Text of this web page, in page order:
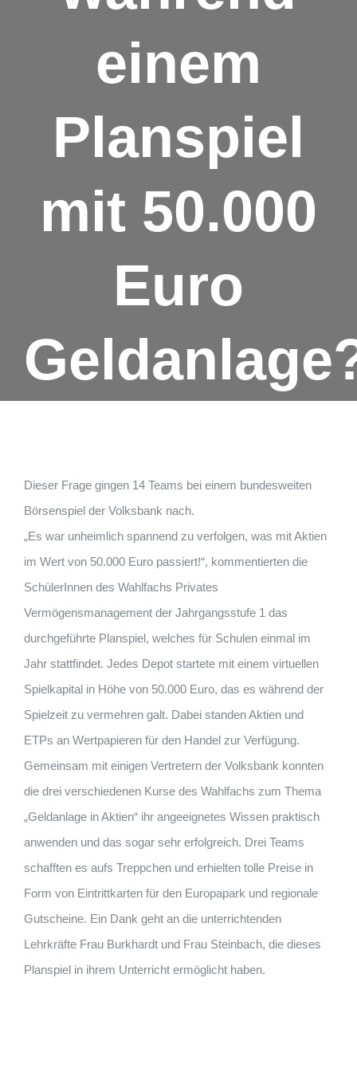
einem
Planspiel
mit 50.000
Euro
Dieser Frage gingen 14 Teams bei einem bundesweiten
Börsenspiel der Volksbank nach.
„Es war unheimlich spannend zu verfolgen, was mit Aktien
im Wert von 50.000 Euro passiert!“, kommentierten die
SchülerInnen des Wahlfachs Privates
Vermögensmanagement der Jahrgangsstufe 1 das
durchgeführte Planspiel, welches für Schulen einmal im
Jahr stattfindet. Jedes Depot startete mit einem virtuellen
Spielkapital in Höhe von 50.000 Euro, das es während der
Spielzeit zu vermehren galt. Dabei standen Aktien und
ETPs an Wertpapieren für den Handel zur Verfügung.
Gemeinsam mit einigen Vertretern der Volksbank konnten
die drei verschiedenen Kurse des Wahlfachs zum Thema
„Geldanlage in Aktien“ ihr angeeignetes Wissen praktisch
anwenden und das sogar sehr erfolgreich. Drei Teams
schafften es aufs Treppchen und erhielten tolle Preise in
Form von Eintrittkarten für den Europapark und regionale
Gutscheine. Ein Dank geht an die unterrichtenden
Lehrkräfte Frau Burkhardt und Frau Steinbach, die dieses
Planspiel in ihrem Unterricht ermöglicht haben.